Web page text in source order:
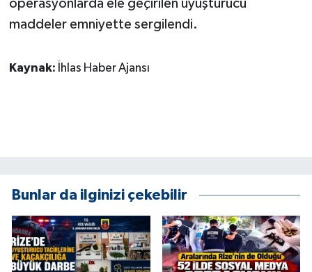
operasyonlarda ele geçirilen uyuşturucu
maddeler emniyette sergilendi.
Kaynak: İhlas Haber Ajansı
Bunlar da ilginizi çekebilir
SİYASET
YAŞAM
YEREL
Yerel Haberler